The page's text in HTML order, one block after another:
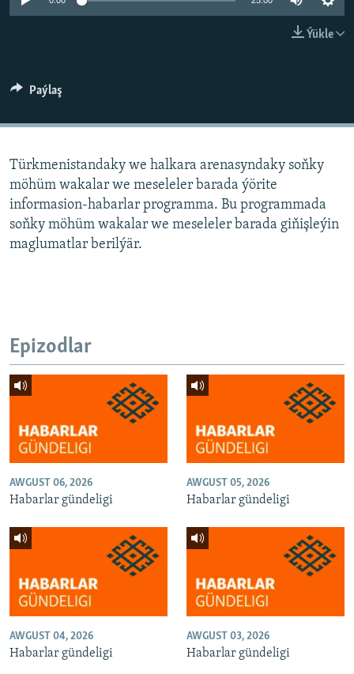
Ýükle
Paýlaş
Türkmenistandaky we halkara arenasyndaky soňky
möhüm wakalar we meseleler barada ýörite
informasion-habarlar programma. Bu programmada
soňky möhüm wakalar we meseleler barada giňişleýin
maglumatlar berilýär.
Epizodlar
AWGUST 06, 2026
Habarlar gündeligi
AWGUST 05, 2026
Habarlar gündeligi
AWGUST 04, 2026
Habarlar gündeligi
AWGUST 03, 2026
Habarlar gündeligi